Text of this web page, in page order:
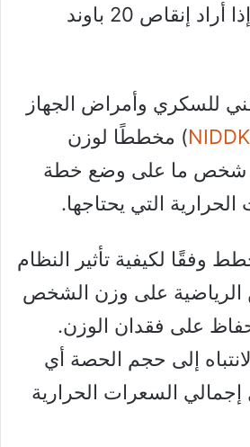
حرارية في اليوم إذا أراد إنقاص 20 باوند
للسكري وأمراض الجهاز
NIDDK) مخططًا لوزن
شخص ما على وضع خطة
التي يحتاجها.
وفقًا لكيفية تأثير النظام
الرياضية على وزن الشخص
على فقدان الوزن.
إلى حجم الحصة أي
السعرات الحرارية